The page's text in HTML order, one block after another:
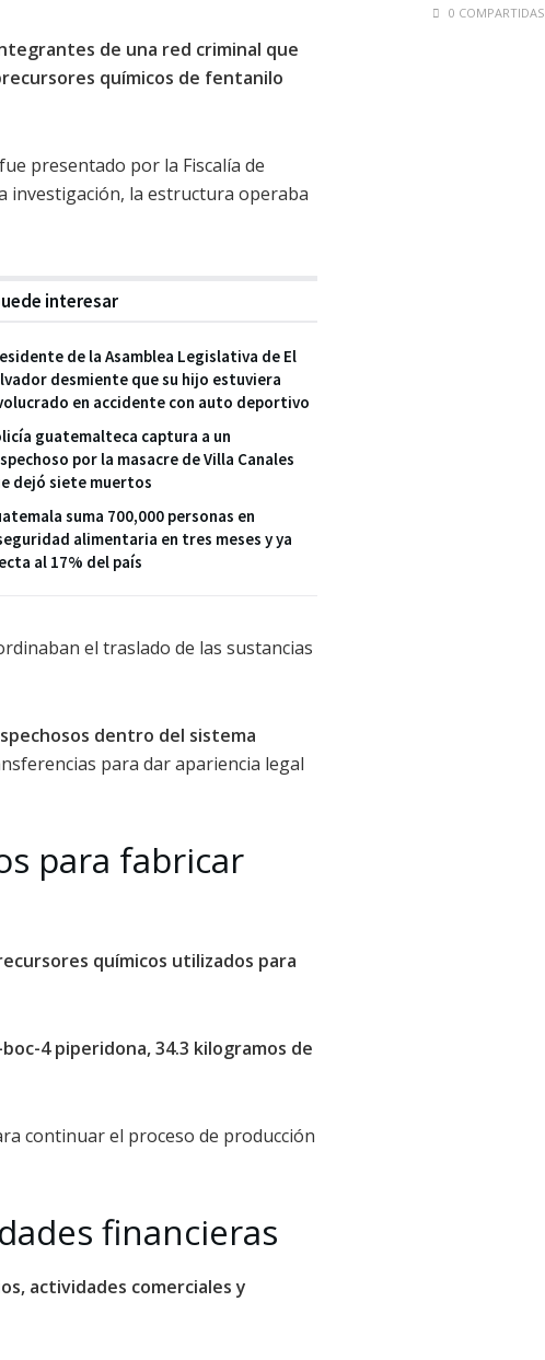
de una red criminal que
químicos de fentanilo
fue presentado por la Fiscalía de
investigación, la estructura operaba
interesar
de la Asamblea Legislativa de El
desmiente que su hijo estuviera
en accidente con auto deportivo
guatemalteca captura a un
por la masacre de Villa Canales
dejó siete muertos
suma 700,000 personas en
alimentaria en tres meses y ya
al 17% del país
el traslado de las sustancias
dentro del sistema
para dar apariencia legal
para fabricar
químicos utilizados para
4 piperidona, 34.3 kilogramos de
continuar el proceso de producción
financieras
actividades comerciales y
0 COMPARTIDAS